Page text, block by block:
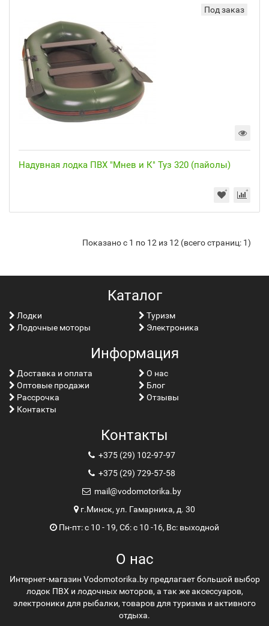
Под заказ
Надувная лодка ПВХ "Мнев и К" Туз 320 (пайолы)
Показано с 1 по 12 из 12 (всего страниц: 1)
Каталог
Лoдки
Лодочные моторы
Туризм
Электроника
Информация
Доставка и оплата
Оптовые продажи
Рассрочка
Контакты
О нас
Блог
Отзывы
Контакты
+375 (29) 102-97-97
+375 (29) 729-57-58
mail@vodomotorika.by
г.Минск, ул. Гамарника, д. 30
Пн-пт: с 10 - 19, Сб: с 10 -16, Вс: выходной
О нас
Интернет-магазин Vodomotorika.by предлагает большой выбор
лодок ПВХ и лодочных моторов, а так же аксессуаров,
электроники для рыбалки, товаров для туризма и активного
отдыха.